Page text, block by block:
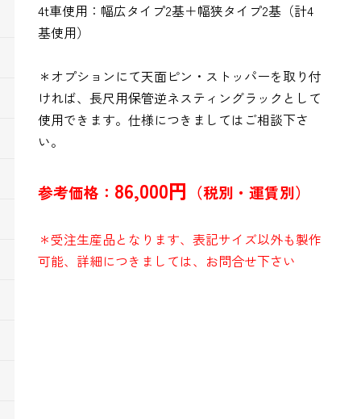
4t車使用：幅広タイプ2基＋幅狭タイプ2基（計4
基使用）
＊オプションにて天面ピン・ストッパーを取り付
ければ、長尺用保管逆ネスティングラックとして
使用できます。仕様につきましてはご相談下さ
い。
参考価格： 86,000円 （税別・運賃別）
＊受注生産品となります、表記サイズ以外も製作
可能、詳細につきましては、お問合せ下さい